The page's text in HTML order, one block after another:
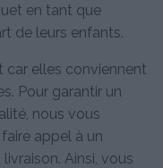
en tant que
de leurs enfants.
car elles conviennent
Pour garantir un
nous vous
appel à un
Ainsi, vous